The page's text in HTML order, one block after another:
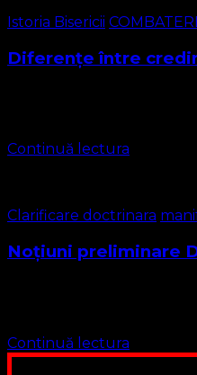
Istoria Bisericii
Diferențe între
Continuă lectura
Clarificare doctrinara
Noțiuni preliminare
Continuă lectura